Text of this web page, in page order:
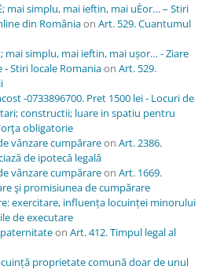
mai simplu, mai ieftin, mai uÈor… – Stiri
din Româniaon Art. 529. Cuantumul
mai simplu, mai ieftin, mai ușor… - Ziare
- Stiri locale Romaniaon Art. 529.
-0733896700. Pret 1500 lei - Locuri de
constructii; luare in spatiu pentru
obligatorie
vânzare cumpărareon Art. 2386.
de ipotecă legală
vânzare cumpărareon Art. 1669.
şi promisiunea de cumpărare
exercitare, influența locuinței minorului
de executare
on Art. 412. Timpul legal al
proprietate comună doar de unul